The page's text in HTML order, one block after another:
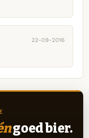
22-09-2016
goed bier.